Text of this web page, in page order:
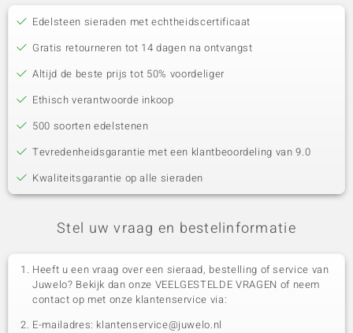
Edelsteen sieraden met echtheidscertificaat
Gratis retourneren tot 14 dagen na ontvangst
Altijd de beste prijs tot 50% voordeliger
Ethisch verantwoorde inkoop
500 soorten edelstenen
Tevredenheidsgarantie met een klantbeoordeling van 9.0
Kwaliteitsgarantie op alle sieraden
Stel uw vraag en bestelinformatie
Heeft u een vraag over een sieraad, bestelling of service van
Juwelo? Bekijk dan onze VEELGESTELDE VRAGEN of neem
contact op met onze klantenservice via:
E-mailadres: klantenservice@juwelo.nl